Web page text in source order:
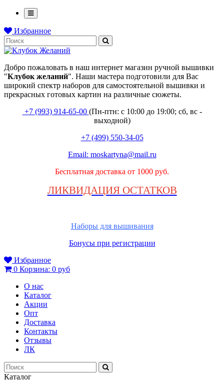
Избранное
Добро пожаловать в наш интернет магазин ручной вышивки
"Клубок желаний". Наши мастера подготовили для Вас
широкий спектр наборов для самостоятельной вышивки и
прекрасных готовых картин на различные сюжеты.
+7 (993) 914-65-00 (Пн-птн: с10:00 до 19:00; сб, вс -
выходной)
+7 (499) 550-34-05
Email: moskartyna@mail.ru
Бесплатная доставка от 1000 руб.
ЛИКВИДАЦИЯ ОСТАТКОВ
Наборы для вышивания
Бонусы при регистрации
Избранное
0 Корзина: 0 руб
О нас
Каталог
Акции
Опт
Доставка
Контакты
Отзывы
ЛК
Каталог